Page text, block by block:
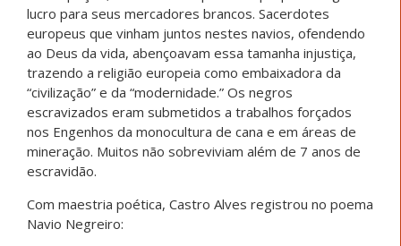
lucro para seus mercadores brancos. Sacerdotes
europeus que vinham juntos nestes navios, ofendendo
ao Deus da vida, abençoavam essa tamanha injustiça,
trazendo a religião europeia como embaixadora da
“civilização” e da “modernidade.” Os negros
escravizados eram submetidos a trabalhos forçados
nos Engenhos da monocultura de cana e em áreas de
mineração. Muitos não sobreviviam além de 7 anos de
escravidão.
Com maestria poética, Castro Alves registrou no poema
Navio Negreiro: